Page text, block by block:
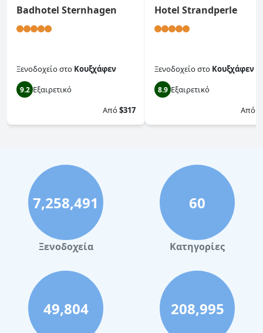
Badhotel Sternhagen
Ξενοδοχείοστο Κουξχάφεν
9.2 Εξαιρετικό
Από$317
Hotel Strandperle
Ξενοδοχείοστο Κουξχάφεν
8.9 Εξαιρετικό
Από
7,258,491
Ξενοδοχεία
60
Κατηγορίες
49,804 208,995